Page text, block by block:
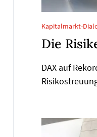
Kapitalmarkt-
Die
DAX auf